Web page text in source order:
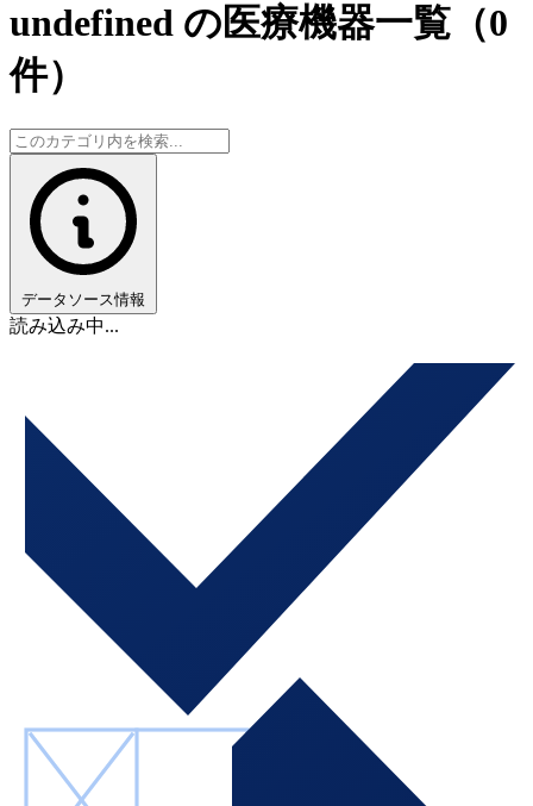
undefined の医療機器一覧 （0
件）
データソース情報
読み込み中...